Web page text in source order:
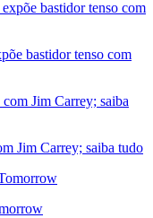
bastidor tenso com
Jim Carrey; saiba tudo